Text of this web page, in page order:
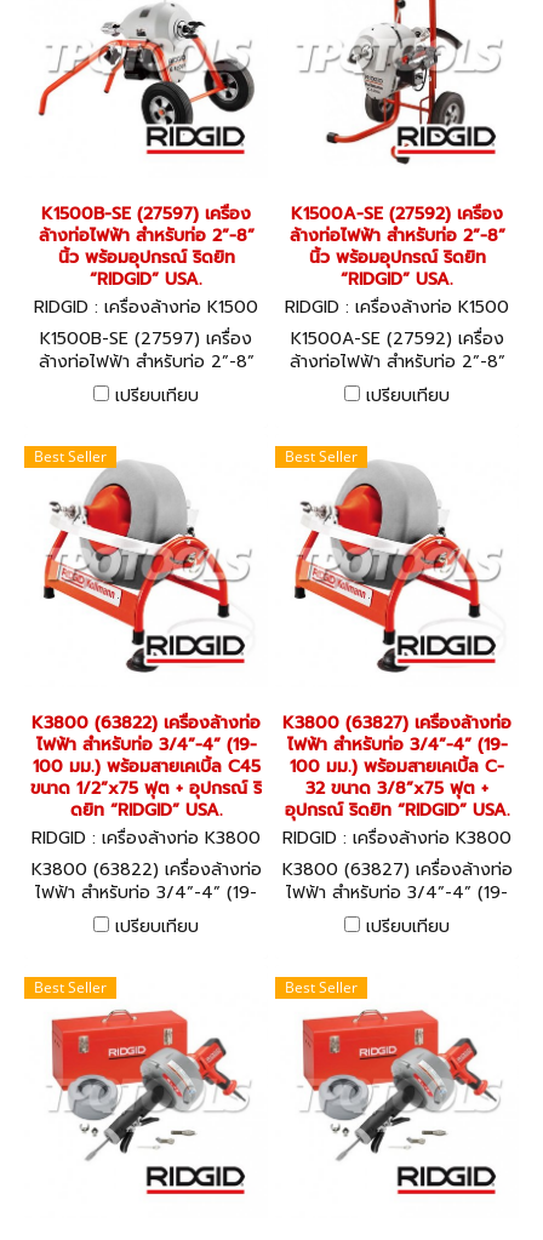
K1500B-SE (27597) เครื่อง
ล้างท่อไฟฟ้า สำหรับท่อ 2”-8”
นิ้ว พร้อมอุปกรณ์ ริดยิท
“RIDGID” USA.
RIDGID : เครื่องล้างท่อ K1500
B-SE (27597)
K1500B-SE (27597) เครื่อง
ล้างท่อไฟฟ้า สำหรับท่อ 2”-8”
นิ้ว พร้อมอุปกรณ์ ริดยิท
“RIDGID” USA.
เปรียบเทียบ
K1500A-SE (27592) เครื่อง
ล้างท่อไฟฟ้า สำหรับท่อ 2”-8”
นิ้ว พร้อมอุปกรณ์ ริดยิท
“RIDGID” USA.
RIDGID : เครื่องล้างท่อ K1500
A-SE (27592)
K1500A-SE (27592) เครื่อง
ล้างท่อไฟฟ้า สำหรับท่อ 2”-8”
นิ้ว พร้อมอุปกรณ์ ริดยิท
“RIDGID” USA.
เปรียบเทียบ
Best Seller
K3800 (63822) เครื่องล้างท่อ
ไฟฟ้า สำหรับท่อ 3/4”-4” (19-
100 มม.) พร้อมสายเคเบิ้ล C45
ขนาด 1/2”x75 ฟุต + อุปกรณ์ ริ
ดยิท “RIDGID” USA.
RIDGID : เครื่องล้างท่อ K3800
(63822)
K3800 (63822) เครื่องล้างท่อ
ไฟฟ้า สำหรับท่อ 3/4”-4” (19-
100 มม.) พร้อมสายเคเบิ้ล C45
ขนาด 1/2”x75 ฟุต + อุปกรณ์
เปรียบเทียบ
Best Seller
K3800 (63827) เครื่องล้างท่อ
ไฟฟ้า สำหรับท่อ 3/4”-4” (19-
100 มม.) พร้อมสายเคเบิ้ล C-
32 ขนาด 3/8”x75 ฟุต +
อุปกรณ์ ริดยิท “RIDGID” USA.
RIDGID : เครื่องล้างท่อ K3800
(63827)
K3800 (63827) เครื่องล้างท่อ
ไฟฟ้า สำหรับท่อ 3/4”-4” (19-
100 มม.) พร้อมสายเคเบิ้ล C-
32 ขนาด 3/8”x75 ฟุต +
เปรียบเทียบ
Best Seller Best Seller